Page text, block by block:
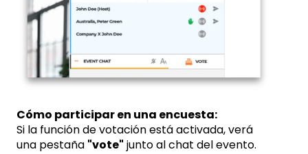
Cómo participar en una encuesta:
Si la función de votación está activada, verá
una pestaña "vote" junto al chat del evento.